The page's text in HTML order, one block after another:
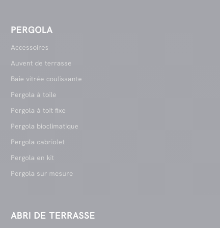
PERGOLA
Accessoires
Auvent de terrasse
Baie vitrée coulissante
Pergola à toile
Pergola à toit fixe
Pergola bioclimatique
Pergola cabriolet
Pergola en kit
Pergola sur mesure
ABRI DE TERRASSE